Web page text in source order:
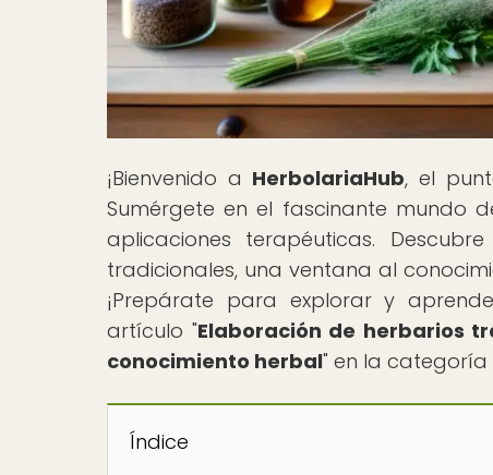
¡Bienvenido a HerbolariaHub, el
Sumérgete en el fascinante mundo
aplicaciones terapéuticas.
tradicionales, una ventana al
¡Prepárate para explorar y
artículo "Elaboración de herbarios
conocimiento herbal" en la
Índice